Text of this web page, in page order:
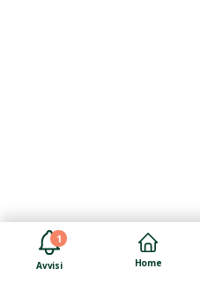
1
Avvisi Home